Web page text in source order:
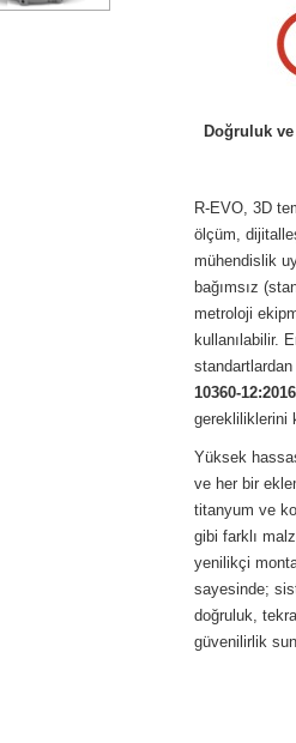
Doğruluk
R-EVO, 3D
ölçüm,
mühendislik
bağımsız
metroloji
kullanılabilir.
10360-12:2016
gerekliliklerini
Yüksek
ve her bir
titanyum ve
gibi farklı
yenilikçi
sayesinde;
doğruluk,
güvenilirlik